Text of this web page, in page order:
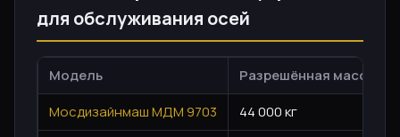
для обслуживания осей
Модель Разрешённая масса
Мосдизайнмаш МДМ 9703
44 000 кг